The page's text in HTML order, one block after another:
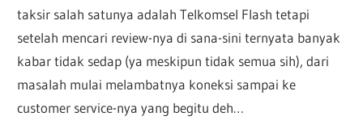
taksir salah satunya adalah Telkomsel Flash tetapi
setelah mencari review-nya di sana-sini ternyata banyak
kabar tidak sedap (ya meskipun tidak semua sih), dari
masalah mulai melambatnya koneksi sampai ke
customer service-nya yang begitu deh…